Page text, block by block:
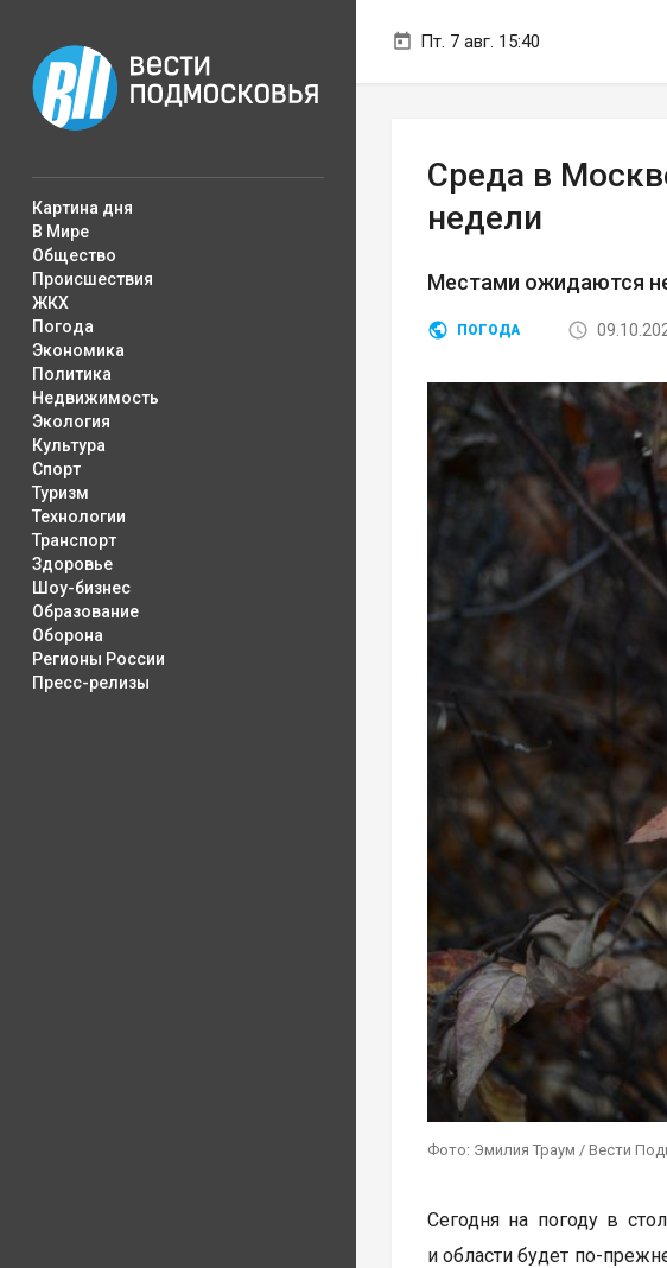
Пт. 7 авг. 15:40
Картина дня
В Мире
Общество
Происшествия
ЖКХ
Погода
Экономика
Политика
Недвижимость
Экология
Культура
Спорт
Туризм
Технологии
Транспорт
Здоровье
Шоу-бизнес
Образование
Оборона
Регионы России
Пресс-релизы
Среда в
недели
Местами ожидаются
ПОГОДА
Фото: Эмилия Траум / Вести
Сегодня на погоду в
и области будет по-